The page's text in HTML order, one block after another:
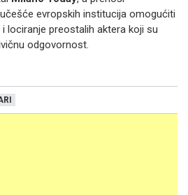
evropskih institucija omogućiti
lociranje preostalih aktera koji su
odgovornost.